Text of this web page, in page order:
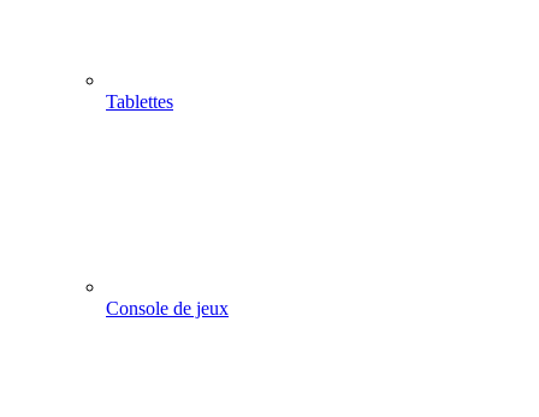
Tablettes
Console de jeux